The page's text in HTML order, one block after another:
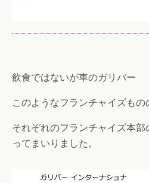
飲食ではないが車のガリバー
このようなフランチャイズも
それぞれのフランチャイズ本
ってまいりました。